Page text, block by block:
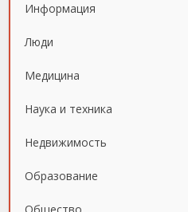
Информация
Люди
Медицина
Наука и техника
Недвижимость
Образование